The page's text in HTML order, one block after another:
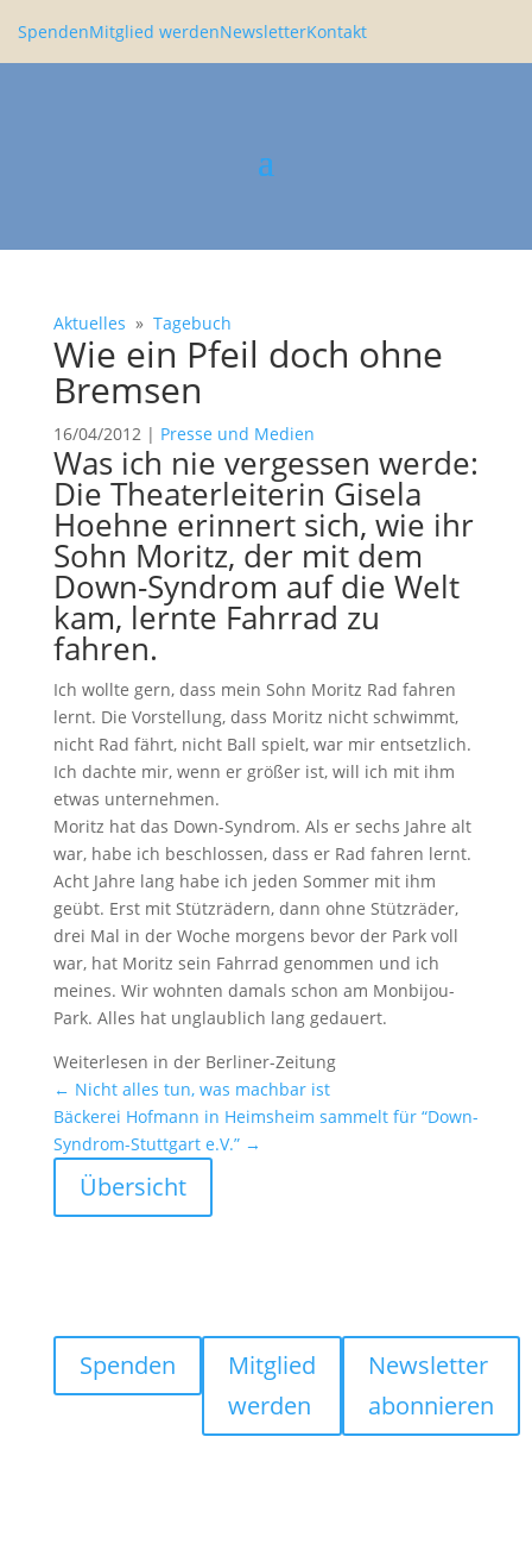
SpendenMitglied werdenNewsletterKontakt
Aktuelles » Tagebuch
Wie ein Pfeil doch ohne
Bremsen
16/04/2012| Presse und Medien
Was ich nie vergessen werde:
Die Theater­lei­terin Gisela
Hoehne erinnert sich, wie ihr
Sohn Moritz, der mit dem
Down-Syndrom auf die Welt
kam, lernte Fahrrad zu
fahren.
Ich wollte gern, dass mein Sohn Moritz Rad fahren
lernt. Die Vorstel­lung, dass Moritz nicht schwimmt,
nicht Rad fährt, nicht Ball spielt, war mir entsetz­lich.
Ich dachte mir, wenn er größer ist, will ich mit ihm
etwas unter­nehmen.
Moritz hat das Down-Syndrom. Als er sechs Jahre alt
war, habe ich beschlossen, dass er Rad fahren lernt.
Acht Jahre lang habe ich jeden Sommer mit ihm
geübt. Erst mit Stütz­rä­dern, dann ohne Stütz­räder,
drei Mal in der Woche morgens bevor der Park voll
war, hat Moritz sein Fahrrad genommen und ich
meines. Wir wohnten damals schon am Monbijou-
Park. Alles hat unglaub­lich lang gedauert.
Weiter­lesen in der Berliner-Zeitung
← Nicht alles tun, was machbar ist
Bäckerei Hofmann in Heims­heim sammelt für “Down-
Syndrom-Stutt­gart e.V.”→
Übersicht
Spenden
Mitglied
werden
Newsletter
abonnieren